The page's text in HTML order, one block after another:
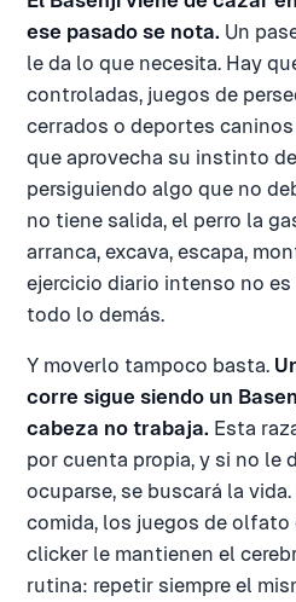
ese pasado se nota. Un
le da lo que necesita. Hay
controladas, juegos de
cerrados o deportes
que aprovecha su instinto
persiguiendo algo que no
no tiene salida, el perro la
arranca, excava, escapa,
ejercicio diario intenso no
todo lo demás.
Y moverlo tampoco basta.
corre sigue siendo un
cabeza no trabaja. Esta
por cuenta propia, y si no le
ocuparse, se buscará la
comida, los juegos de olfato
clicker le mantienen el
rutina: repetir siempre el